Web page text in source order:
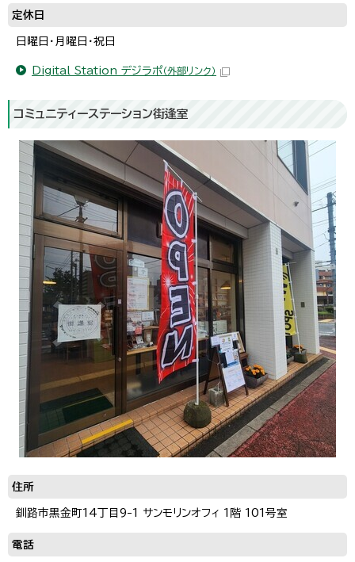
定休日
日曜日・月曜日・祝日
Digital Station デジラポ（外部リンク）
コミュニティーステーション街逢室
住所
釧路市黒金町14丁目9-1 サンモリンオフィ 1階 101号室
電話